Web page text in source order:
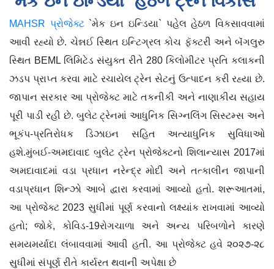
MAHSR પ્રોજેક્ટ `મેક ઇન ઇન્ડિયા` પહેલ હેઠળ વિકસાવવામાં
આવી રહ્યો છે. ચેન્નઈ સ્થિત ઇન્ટિગ્રલ કોચ ફૅક્ટરી અને બૅંગલુરુ
સ્થિત BEML લિમિટેડ સંયુક્ત રીતે 280 કિલોમીટર પ્રતિ કલાકની
ઝડપ પ્રાપ્ત કરવા માટે રચાયેલ ટ્રેન સેટનું ઉત્પાદન કરી રહ્યા છે.
જાપાન સરકાર આ પ્રોજેક્ટ માટે તકનીકી અને નાણાકીય સહાય
પૂરી પાડી રહી છે. બુલેટ ટ્રેનમાં આધુનિક સિગ્નલિંગ સિસ્ટમ્સ અને
ભૂકંપ-પ્રતિરોધક ડિઝાઇન સહિત અત્યાધુનિક સુવિધાઓ
હશે.મુંબઈ-અમદાવાદ બુલેટ ટ્રેન પ્રોજેક્ટનો શિલાન્યાસ 2017માં
અમદાવાદમાં વડા પ્રધાન નરેન્દ્ર મોદી અને તત્કાલીન જાપાની
વડાપ્રધાન શિન્ઝો આબે દ્વારા કરવામાં આવ્યો હતો. શરૂઆતમાં,
આ પ્રોજેક્ટ 2023 સુધીમાં પૂર્ણ કરવાનો લક્ષ્યાંક રાખવામાં આવ્યો
હતો; જોકે, કોવિડ-19રોગચાળા અને અન્ય પરિબળોને કારણે
સમયમર્યાદા લંબાવવામાં આવી હતી. આ પ્રોજેક્ટ હવે ૨૦૨૭-૨૮
સુધીમાં સંપૂર્ણ રીતે કાર્યરત થવાની અપેક્ષા છે